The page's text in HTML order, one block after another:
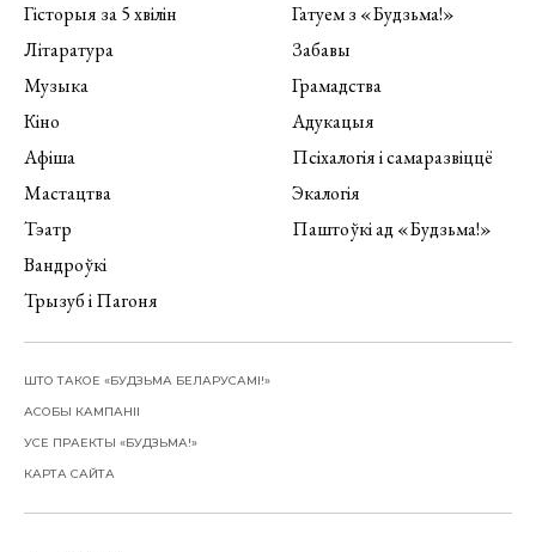
Гісторыя за 5 хвілін
Літаратура
Музыка
Кіно
Афіша
Мастацтва
Тэатр
Вандроўкі
Трызуб і Пагоня
Гатуем з «Будзьма!»
Забавы
Грамадства
Адукацыя
Псіхалогія і самаразвіццё
Экалогія
Паштоўкі ад «Будзьма!»
ШТО ТАКОЕ «БУДЗЬМА БЕЛАРУСАМІ!»
АСОБЫ КАМПАНІІ
УСЕ ПРАЕКТЫ «БУДЗЬМА!»
КАРТА САЙТА